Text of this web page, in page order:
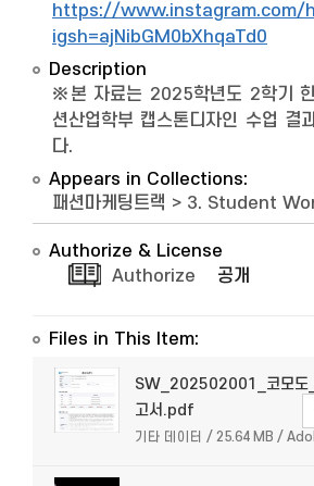
https://www.instagram.com/
igsh=ajNibGM0bXhqaTd0
Description
※본 자료는 2025학년도 2학기 한
션산업학부 캡스톤디자인 수업 결
다.
Appears in Collections:
패션마케팅트랙 > 3. Student
Authorize & License
Authorize
공개
Files in This Item:
SW_202502001_코모도_
고서.pdf
기타 데이터 / 25.64 MB /